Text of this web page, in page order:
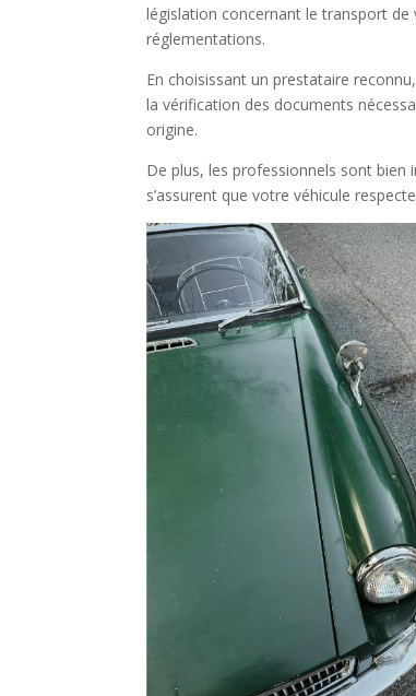
législation concernant le transport de
réglementations.
En choisissant un prestataire
la vérification des documents
origine.
De plus, les professionnels sont
s’assurent que votre véhicule